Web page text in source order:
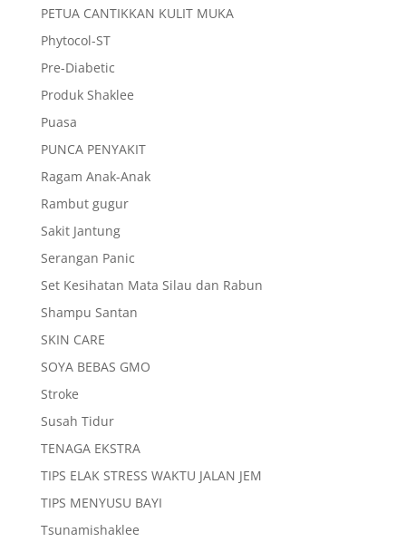
PETUA CANTIKKAN KULIT MUKA
Phytocol-ST
Pre-Diabetic
Produk Shaklee
Puasa
PUNCA PENYAKIT
Ragam Anak-Anak
Rambut gugur
Sakit Jantung
Serangan Panic
Set Kesihatan Mata Silau dan Rabun
Shampu Santan
SKIN CARE
SOYA BEBAS GMO
Stroke
Susah Tidur
TENAGA EKSTRA
TIPS ELAK STRESS WAKTU JALAN JEM
TIPS MENYUSU BAYI
Tsunamishaklee